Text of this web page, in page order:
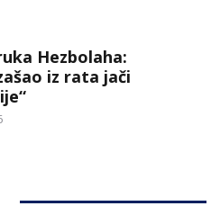
Hezbolaha:
iz rata jači